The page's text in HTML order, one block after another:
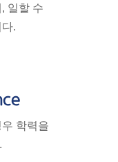
일할 수
.
학력을